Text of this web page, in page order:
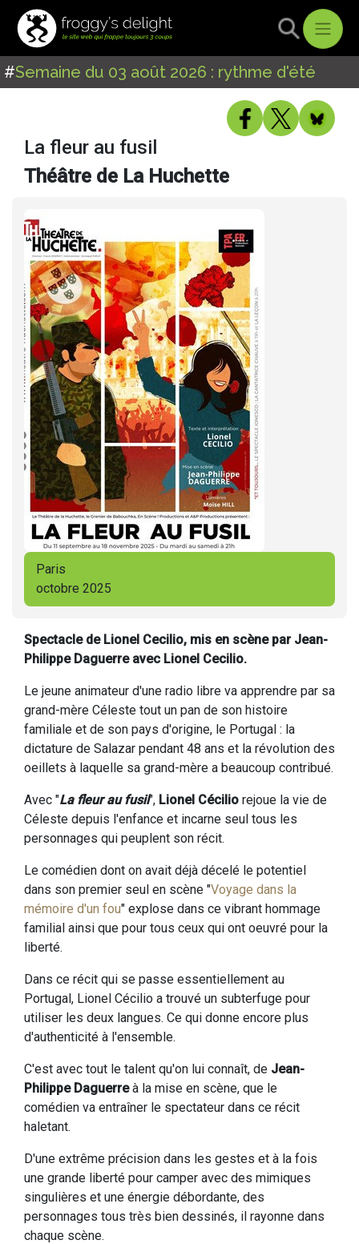
#Semaine du 03 août 2026 : rythme d'été
La fleur au fusil
Théâtre de La Huchette
Paris
octobre 2025
Spectacle de Lionel Cecilio, mis en scène par Jean-
Philippe Daguerre avec Lionel Cecilio.
Le jeune animateur d'une radio libre va apprendre par sa
grand-mère Céleste tout un pan de son histoire
familiale et de son pays d'origine, le Portugal : la
dictature de Salazar pendant 48 ans et la révolution des
oeillets à laquelle sa grand-mère a beaucoup contribué.
Avec "La fleur au fusil", Lionel Cécilio rejoue la vie de
Céleste depuis l'enfance et incarne seul tous les
personnages qui peuplent son récit.
Le comédien dont on avait déjà décelé le potentiel
dans son premier seul en scène "Voyage dans la
mémoire d'un fou" explose dans ce vibrant hommage
familial ainsi que pour tous ceux qui ont oeuvré pour la
liberté.
Dans ce récit qui se passe essentiellement au
Portugal, Lionel Cécilio a trouvé un subterfuge pour
utiliser les deux langues. Ce qui donne encore plus
d'authenticité à l'ensemble.
C'est avec tout le talent qu'on lui connaît, de Jean-
Philippe Daguerreà la mise en scène, que le
comédien va entraîner le spectateur dans ce récit
haletant.
D'une extrême précision dans les gestes et à la fois
une grande liberté pour camper avec des mimiques
singulières et une énergie débordante, des
personnages tous très bien dessinés, il rayonne dans
chaque scène.